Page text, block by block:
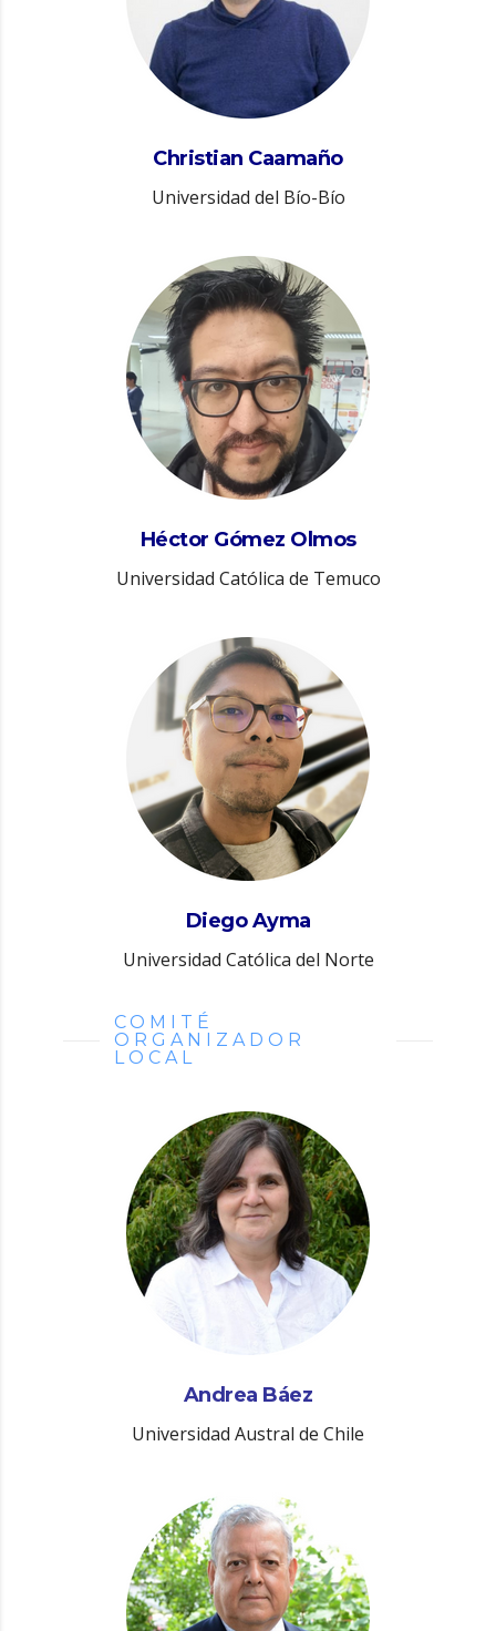
Christian Caamaño
Universidad del Bío-Bío
Héctor Gómez Olmos
Universidad Católica de Temuco
Diego Ayma
Universidad Católica del Norte
COMITÉ
ORGANIZADOR
LOCAL
Andrea Báez
Universidad Austral de Chile